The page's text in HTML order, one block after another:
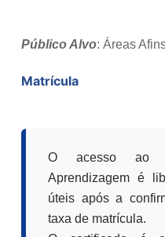
Público Alvo: Áreas
Matrícula
O acesso ao
Aprendizagem é
úteis após a
taxa de matrícula.